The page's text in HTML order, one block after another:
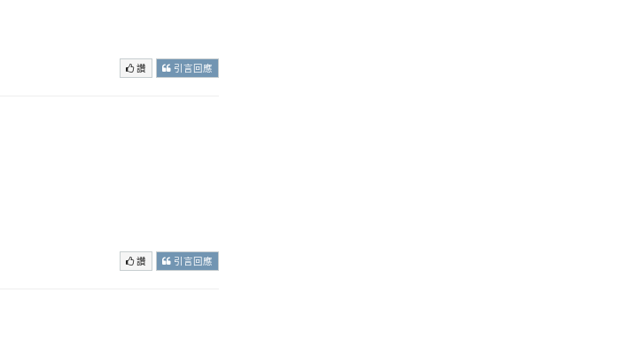
讚 引言回應
讚 引言回應